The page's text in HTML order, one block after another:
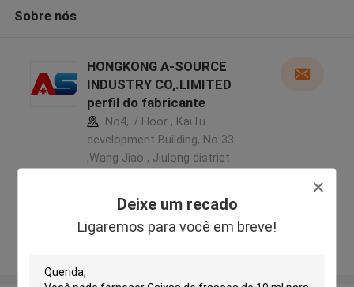
Deixe um recado
Ligaremos para você em breve!
Sobre nós
HONGKONG A-SOURCE
INDUSTRY CO,.LIMITED
perfil do fabricante
No4, 7 Floor , KaiTu
development Building, No 33
,Wang Jiao , Jiulong district
Fornecedor verificado